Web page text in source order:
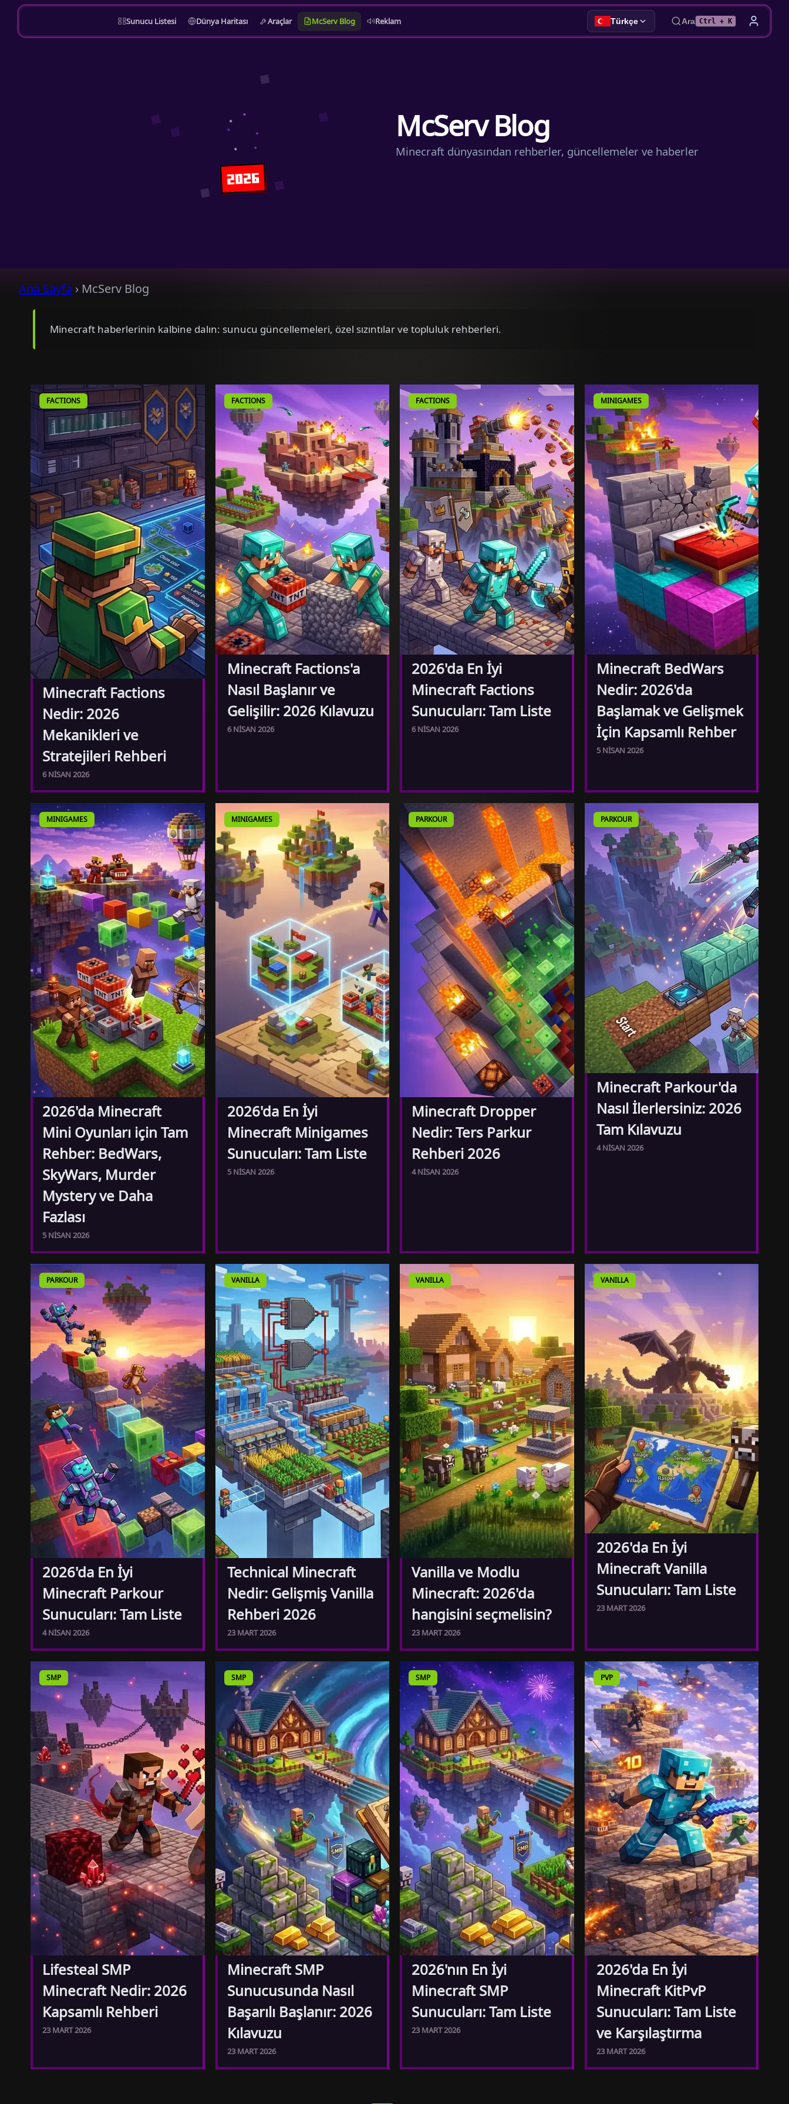
Sunucu Listesi Dünya Haritası Araçlar McServ Blog Reklam Türkçe Ara Ctrl + K
2026
McServ Blog
Minecraft dünyasından rehberler, güncellemeler ve haberler
Ana Sayfa › McServ Blog
Minecraft haberlerinin kalbine dalın: sunucu güncellemeleri, özel sızıntılar ve topluluk rehberleri.
FACTIONS
Minecraft Factions
Nedir: 2026
Mekanikleri ve
Stratejileri Rehberi
6 NISAN 2026
FACTIONS
Minecraft Factions'a
Nasıl Başlanır ve
Gelişilir: 2026 Kılavuzu
6 NISAN 2026
FACTIONS
2026'da En İyi
Minecraft Factions
Sunucuları: Tam Liste
6 NISAN 2026
MINIGAMES
Minecraft BedWars
Nedir: 2026'da
Başlamak ve Gelişmek
İçin Kapsamlı Rehber
5 NISAN 2026
MINIGAMES
2026'da Minecraft
Mini Oyunları için Tam
Rehber: BedWars,
SkyWars, Murder
Mystery ve Daha
Fazlası
5 NISAN 2026
MINIGAMES
2026'da En İyi
Minecraft Minigames
Sunucuları: Tam Liste
5 NISAN 2026
PARKOUR
Minecraft Dropper
Nedir: Ters Parkur
Rehberi 2026
4 NISAN 2026
PARKOUR
Minecraft Parkour'da
Nasıl İlerlersiniz: 2026
Tam Kılavuzu
4 NISAN 2026
PARKOUR
2026'da En İyi
Minecraft Parkour
Sunucuları: Tam Liste
4 NISAN 2026
VANILLA
Technical Minecraft
Nedir: Gelişmiş Vanilla
Rehberi 2026
23 MART 2026
VANILLA
Vanilla ve Modlu
Minecraft: 2026'da
hangisini seçmelisin?
23 MART 2026
VANILLA
2026'da En İyi
Minecraft Vanilla
Sunucuları: Tam Liste
23 MART 2026
SMP
Lifesteal SMP
Minecraft Nedir: 2026
Kapsamlı Rehberi
23 MART 2026
SMP
Minecraft SMP
Sunucusunda Nasıl
Başarılı Başlanır: 2026
Kılavuzu
23 MART 2026
SMP
2026'nın En İyi
Minecraft SMP
Sunucuları: Tam Liste
23 MART 2026
PVP
2026'da En İyi
Minecraft KitPvP
Sunucuları: Tam Liste
ve Karşılaştırma
23 MART 2026